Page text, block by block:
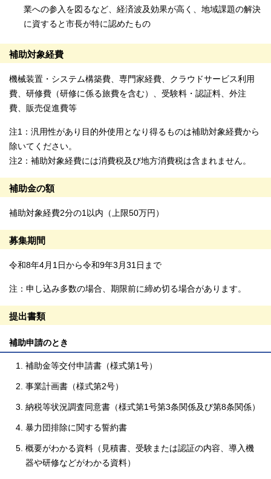
業への参入を図るなど、経済波及効果が高く、地域課題の解決
に資すると市長が特に認めたもの
補助対象経費
機械装置・システム構築費、専門家経費、クラウドサービス利用
費、研修費（研修に係る旅費を含む）、受験料・認証料、外注
費、販売促進費等
注1：汎用性があり目的外使用となり得るものは補助対象経費から
除いてください。
注2：補助対象経費には消費税及び地方消費税は含まれません。
補助金の額
補助対象経費2分の1以内（上限50万円）
募集期間
令和8年4月1日から令和9年3月31日まで
注：申し込み多数の場合、期限前に締め切る場合があります。
提出書類
補助申請のとき
補助金等交付申請書（様式第1号）
事業計画書（様式第2号）
納税等状況調査同意書（様式第1号第3条関係及び第8条関係）
暴力団排除に関する誓約書
概要がわかる資料（見積書、受験または認証の内容、導入機
器や研修などがわかる資料）